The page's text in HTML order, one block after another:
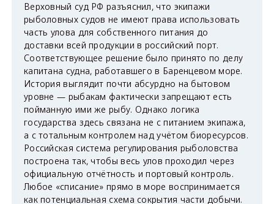
Верховный суд РФ разъяснил, что экипажи
рыболовных судов не имеют права использовать
часть улова для собственного питания до
доставки всей продукции в российский порт.
Соответствующее решение было принято по делу
капитана судна, работавшего в Баренцевом море.
История выглядит почти абсурдно на бытовом
уровне — рыбакам фактически запрещают есть
пойманную ими же рыбу. Однако логика
государства здесь связана не с питанием экипажа,
а с тотальным контролем над учётом биоресурсов.
Российская система регулирования рыболовства
построена так, чтобы весь улов проходил через
официальную отчётность и портовый контроль.
Любое «списание» прямо в море воспринимается
как потенциальная схема сокрытия части добычи.